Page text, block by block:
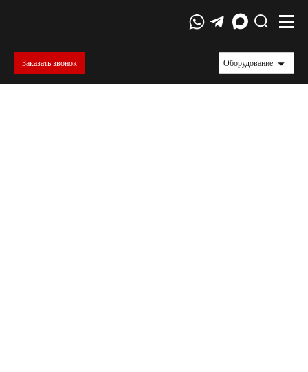
Заказать звонок Оборудование